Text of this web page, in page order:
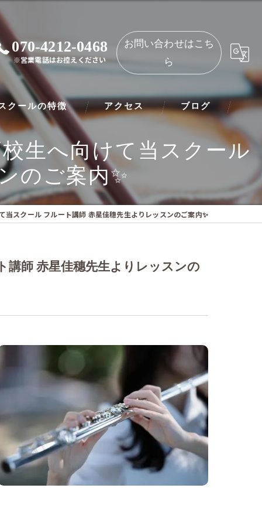
070-4212-0468
※営業電話はお控えください
お問い合わせはこち
ら
クールの特徴
ト
ネット
アクセス
NAOMIミュージックスクール 都島教室
NAOMIミュージックスクール 守口教室
ブログ
生へ向けて当スクール
のご案内✨
当スクール フルート講師 赤星佳穗先生よりレッスンのご案内✨
講師 赤星佳穗先生よりレッスンの